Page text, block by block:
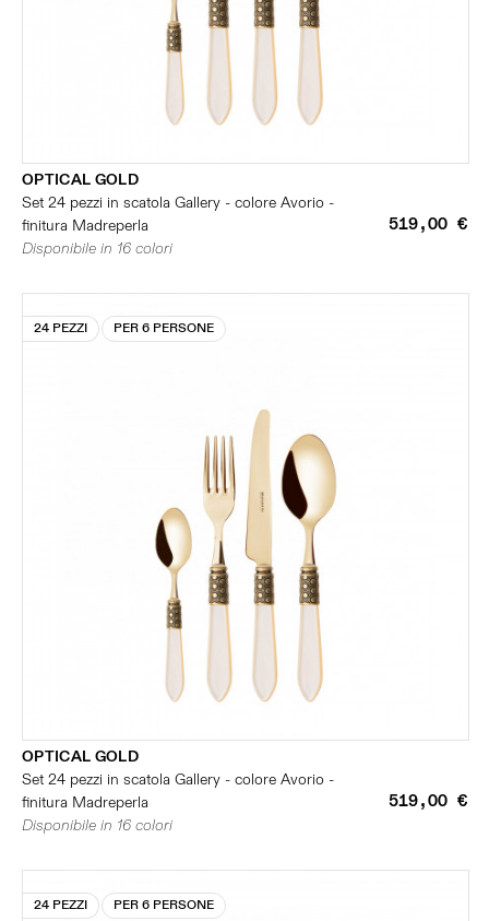
OPTICAL GOLD
Set 24 pezzi in scatola Gallery - colore Avorio -
finitura Madreperla
519,00 €
Disponibile in 16 colori
24 PEZZI PER 6 PERSONE
OPTICAL GOLD
Set 24 pezzi in scatola Gallery - colore Avorio -
finitura Madreperla
519,00 €
Disponibile in 16 colori
24 PEZZI PER 6 PERSONE